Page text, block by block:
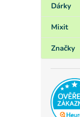
Dárky
Mixit
Značky